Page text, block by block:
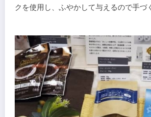
クを使用し、ふやかして与えるので手づ